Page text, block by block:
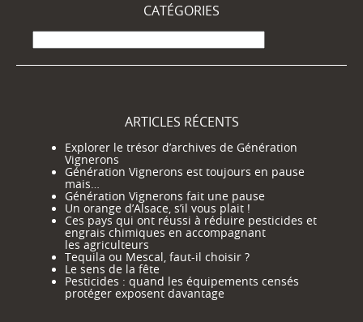
CATÉGORIES
Catégories
ARTICLES RÉCENTS
Explorer le trésor d’archives de Génération
Vignerons
Génération Vignerons est toujours en pause
mais…
Génération Vignerons fait une pause
Un orange d’Alsace, s’il vous plait !
Ces pays qui ont réussi à réduire pesticides et
engrais chimiques en accompagnant
les agriculteurs
Tequila ou Mescal, faut-il choisir ?
Le sens de la fête
Pesticides : quand les équipements censés
protéger exposent davantage